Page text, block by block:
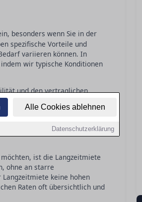
Alle Cookies ablehnen
Datenschutzerklärung
besonders wenn Sie in der
spezifische Vorteile und
variieren können. In
wir typische Konditionen
und den vertraglichen
bietet die
Dies kann besonders attraktiv
reagieren müssen.
oft zusätzliche
ist die Langzeitmiete
ohne an starre
keine hohen
Raten oft übersichtlich und